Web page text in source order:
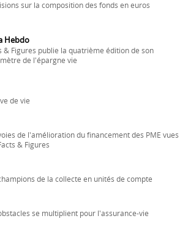
sur la composition des fonds en euros
Hebdo
& Figures publie la quatrième édition de son
de l'épargne vie
de vie
de l'amélioration du financement des PME vues
& Figures
de la collecte en unités de compte
se multiplient pour l'assurance-vie